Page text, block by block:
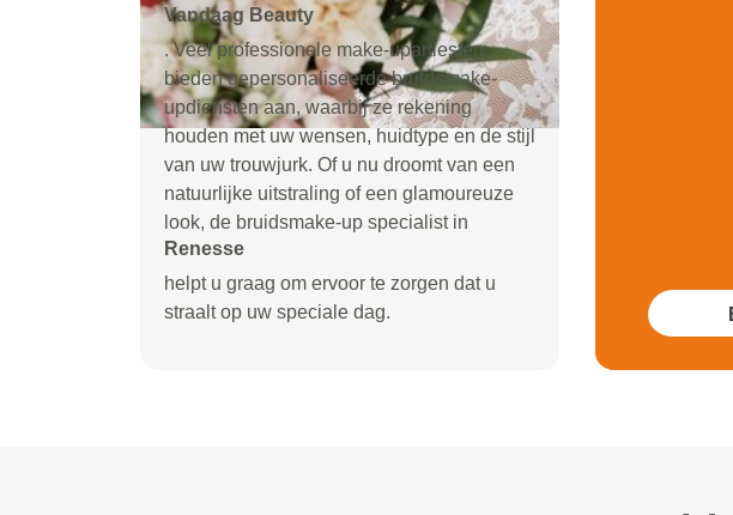
Vandaag Beauty
. Veel professionele make-upartiesten
bieden gepersonaliseerde bruidsmake-
updiensten aan, waarbij ze rekening
houden met uw wensen, huidtype en de stijl
van uw trouwjurk. Of u nu droomt van een
natuurlijke uitstraling of een glamoureuze
look, de bruidsmake-up specialist in
Renesse
helpt u graag om ervoor te zorgen dat u
straalt op uw speciale dag.